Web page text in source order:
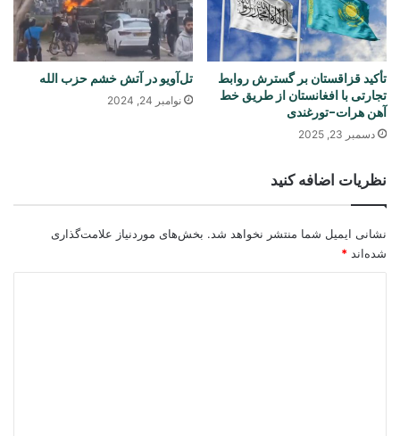
تأکید قزاقستان بر گسترش روابط
تجارتی با افغانستان از طریق خط
آهن هرات-تورغندی
دسمبر 23, 2025
تل‌آویو در آتش خشم حزب الله
نوامبر 24, 2024
نظریات اضافه کنید
نشانی ایمیل شما منتشر نخواهد شد. بخش‌های موردنیاز علامت‌گذاری
شده‌اند *